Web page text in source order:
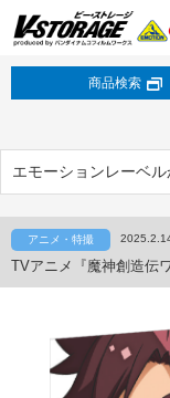
商品検索
エモーションレーベ
アニメ・特撮
TVアニメ『魔神創造伝